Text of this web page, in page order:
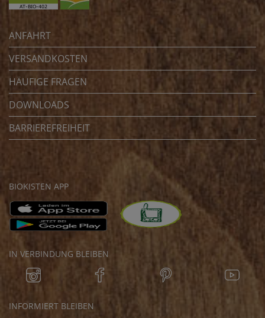
ANFAHRT
VERSANDKOSTEN
HÄUFIGE FRAGEN
DOWNLOADS
BARRIEREFREIHEIT
BIOKISTEN APP
IN VERBINDUNG BLEIBEN
INFORMIERT BLEIBEN